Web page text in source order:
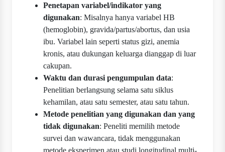
Penetapan variabel/indikator yang
digunakan: Misalnya hanya variabel HB
(hemoglobin), gravida/partus/abortus, dan usia
ibu. Variabel lain seperti status gizi, anemia
kronis, atau dukungan keluarga dianggap di luar
cakupan.
Waktu dan durasi pengumpulan data:
Penelitian berlangsung selama satu siklus
kehamilan, atau satu semester, atau satu tahun.
Metode penelitian yang digunakan dan yang
tidak digunakan: Peneliti memilih metode
survei dan wawancara, tidak menggunakan